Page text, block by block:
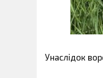
Унаслідок